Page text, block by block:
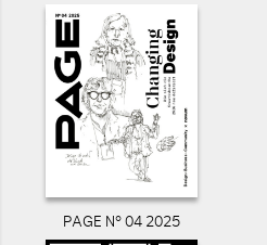
PAGE N° 04 2025